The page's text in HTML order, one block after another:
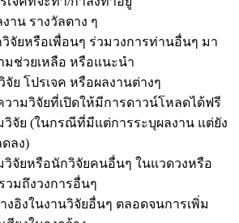
าน รางวัลตาง ๆ
จัยหรือเพื่อนๆ ร่วมวงการท่านอื่นๆ มา
มช่วยเหลือ หรือแนะนำ
ย โปรเจค หรือผลงานต่างๆ
ามวิจัยที่เปิดให้มีการดาวน์โหลดได้ฟรี
จัย (ในกรณีที่มีแต่การระบุผลงาน แต่ยัง
ลง)
จัยหรือนักวิจัยคนอื่นๆ ในแวดวงหรือ
วมถึงวงการอื่นๆ
งอิงในงานวิจัยอื่นๆ ตลอดจนการเพิ่ม